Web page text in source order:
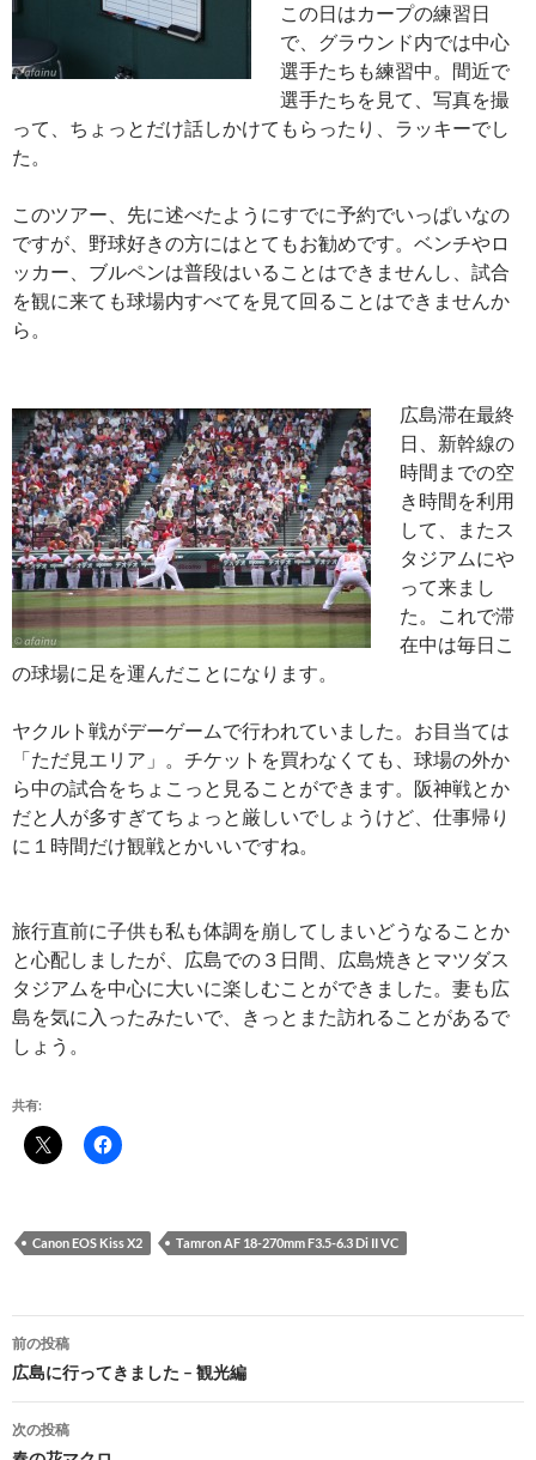
この日はカープの練習日
で、グラウンド内では中心
選手たちも練習中。間近で
選手たちを見て、写真を撮
って、ちょっとだけ話しかけてもらったり、ラッキーでし
た。
このツアー、先に述べたようにすでに予約でいっぱいなの
ですが、野球好きの方にはとてもお勧めです。ベンチやロ
ッカー、ブルペンは普段はいることはできませんし、試合
を観に来ても球場内すべてを見て回ることはできませんか
ら。
広島滞在最終
日、新幹線の
時間までの空
き時間を利用
して、またス
タジアムにや
って来まし
た。これで滞
在中は毎日こ
の球場に足を運んだことになります。
ヤクルト戦がデーゲームで行われていました。お目当ては
「ただ見エリア」。チケットを買わなくても、球場の外か
ら中の試合をちょこっと見ることができます。阪神戦とか
だと人が多すぎてちょっと厳しいでしょうけど、仕事帰り
に１時間だけ観戦とかいいですね。
旅行直前に子供も私も体調を崩してしまいどうなることか
と心配しましたが、広島での３日間、広島焼きとマツダス
タジアムを中心に大いに楽しむことができました。妻も広
島を気に入ったみたいで、きっとまた訪れることがあるで
しょう。
共有:
Canon EOS Kiss X2 Tamron AF 18-270mm F3.5-6.3 Di II VC
投
稿
ナ
前の投稿
広島に行ってきました – 観光編
次の投稿